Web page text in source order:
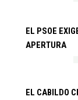
EL PSOE
APERTURA
EL CABILDO